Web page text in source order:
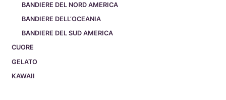
BANDIERE DEL NORD AMERICA
BANDIERE DELL’OCEANIA
BANDIERE DEL SUD AMERICA
CUORE
GELATO
KAWAII